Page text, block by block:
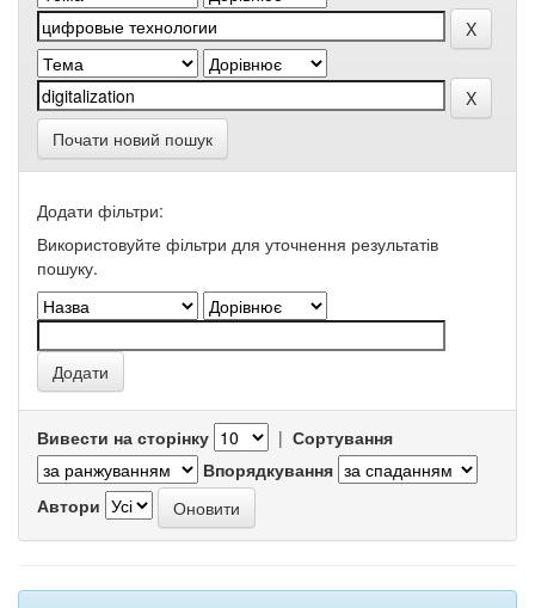
Почати новий пошук
Додати фільтри:
Використовуйте фільтри для уточнення результатів
пошуку.
Вивести на сторінку | Сортування
Впорядкування
Автори